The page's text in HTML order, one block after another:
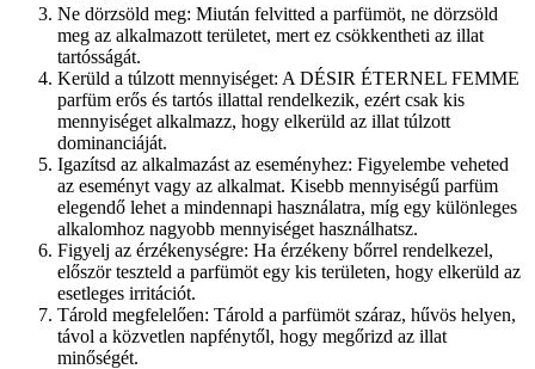
Ne dörzsöld meg: Miután felvitted a parfümöt, ne dörzsöld
meg az alkalmazott területet, mert ez csökkentheti az illat
tartósságát.
Kerüld a túlzott mennyiséget: A DÉSIR ÉTERNEL FEMME
parfüm erős és tartós illattal rendelkezik, ezért csak kis
mennyiséget alkalmazz, hogy elkerüld az illat túlzott
dominanciáját.
Igazítsd az alkalmazást az eseményhez: Figyelembe veheted
az eseményt vagy az alkalmat. Kisebb mennyiségű parfüm
elegendő lehet a mindennapi használatra, míg egy különleges
alkalomhoz nagyobb mennyiséget használhatsz.
Figyelj az érzékenységre: Ha érzékeny bőrrel rendelkezel,
először teszteld a parfümöt egy kis területen, hogy elkerüld az
esetleges irritációt.
Tárold megfelelően: Tárold a parfümöt száraz, hűvös helyen,
távol a közvetlen napfénytől, hogy megőrizd az illat
minőségét.